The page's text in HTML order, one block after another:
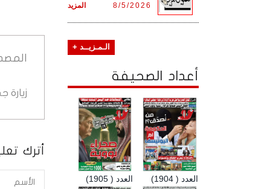
زيارة
أترك
المزيد 8/5/2026
الـمـزيــد +
أعداد الصحيفة
العدد ( 1905) العدد ( 1904)